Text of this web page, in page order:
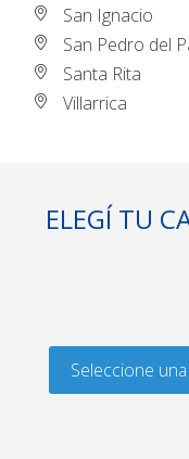
San Ignacio
San Pedro del
Santa Rita
Villarrica
ELEGÍ TU